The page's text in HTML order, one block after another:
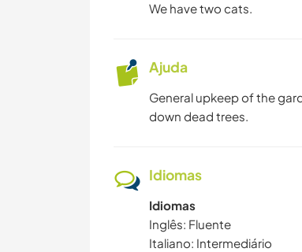
We have two cats.
Ajuda
General upkeep of the
down dead trees.
Idiomas
Idiomas
Inglês: Fluente
Italiano: Intermediário